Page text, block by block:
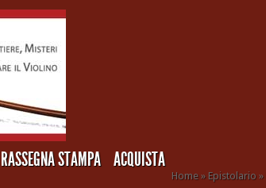
RASSEGNA STAMPA ACQUISTA
Home » Epistolario »